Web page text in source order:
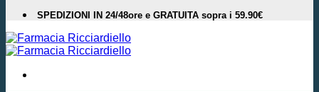
SPEDIZIONI IN 24/48ore e GRATUITA sopra i 59.90€